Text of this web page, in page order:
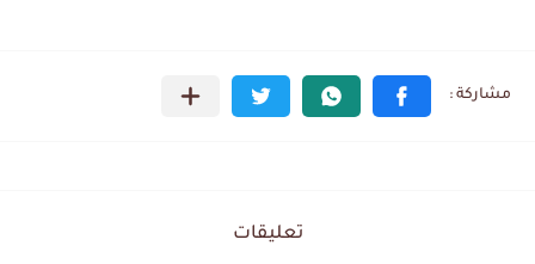
تعليقات